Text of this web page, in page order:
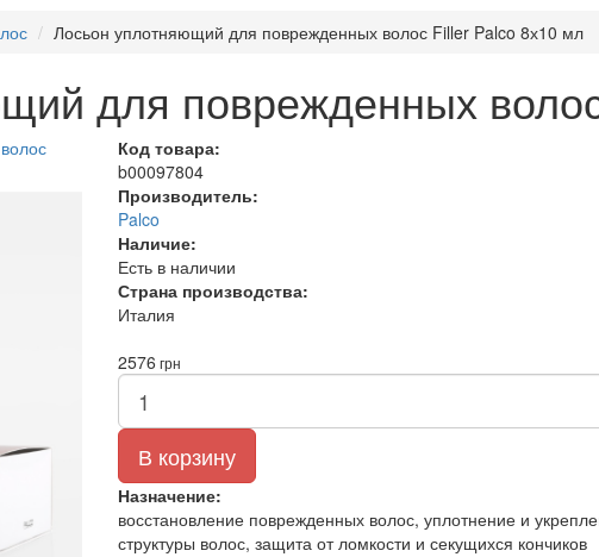
Лосьон уплотняющий для поврежденных волос Filler Palco 8х10 мл
для поврежденных
Код товара:
b00097804
Производитель:
Palco
Наличие:
Есть в наличии
Страна производства:
Италия
2576 грн
В корзину
Назначение:
восстановление поврежденных волос, уплотнение и
структуры волос, защита от ломкости и секущихся кончиков